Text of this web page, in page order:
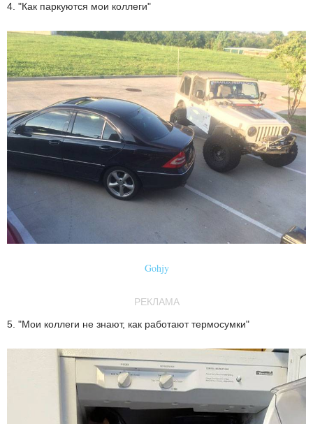
4. "Как паркуются мои коллеги"
Gohjy
РЕКЛАМА
5. "Мои коллеги не знают, как работают термосумки"